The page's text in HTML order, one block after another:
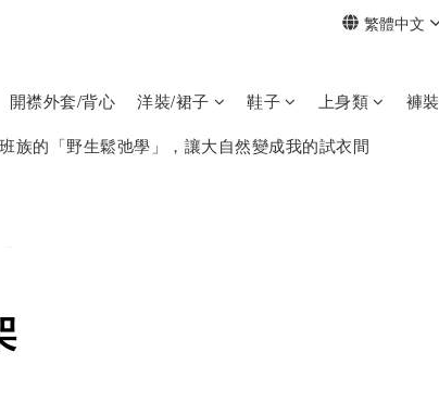
繁體中文
開襟外套/背心 洋裝/裙子 鞋子 上身類
褲裝
族的「野生鬆弛學」，讓大自然變成我的試衣間